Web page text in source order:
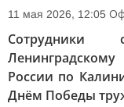
11 мая 2026, 12:05
Сотрудники
России по
Днём Победы